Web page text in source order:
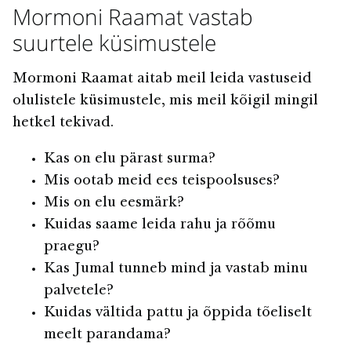
Mormoni Raamat vastab
suurtele küsimustele
Mormoni Raamat aitab meil leida vastuseid
olulistele küsimustele, mis meil kõigil mingil
hetkel tekivad.
Kas on elu pärast surma?
Mis ootab meid ees teispoolsuses?
Mis on elu eesmärk?
Kuidas saame leida rahu ja rõõmu
praegu?
Kas Jumal tunneb mind ja vastab minu
palvetele?
Kuidas vältida pattu ja õppida tõeliselt
meelt parandama?